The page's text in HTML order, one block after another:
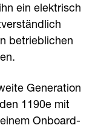
ein elektrisch
betrieblichen
Generation
1190e mit
Onboard-